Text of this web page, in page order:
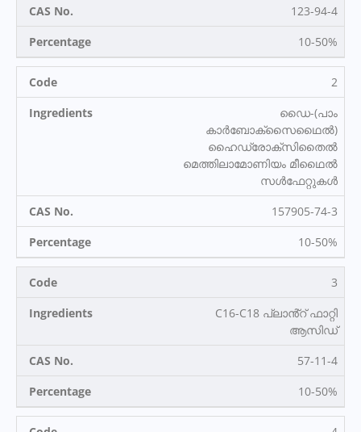
123-94-4
10-50%
2
ഡൈ-(പാം
കാർബോക്‌സൈഥൈൽ)
ഹൈഡ്രോക്‌സിതൈൽ
മെത്തിലാമോണിയം മീഥൈൽ
സൾഫേറ്റുകൾ
157905-74-3
10-50%
3
C16-C18 പ്ലാൻ്റ് ഫാറ്റി
ആസിഡ്
57-11-4
10-50%